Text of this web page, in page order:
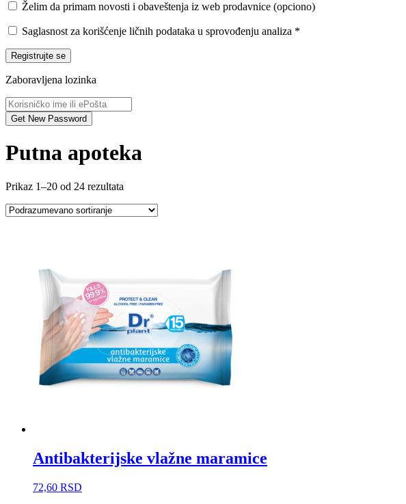
Želim da primam novosti i obaveštenja iz web prodavnice (opciono)
Saglasnost za korišćenje ličnih podataka u sprovođenju analiza *
Registrujte se
Zaboravljena lozinka
Putna apoteka
Prikaz 1–20 od 24 rezultata
Antibakterijske vlažne maramice
72,60 RSD